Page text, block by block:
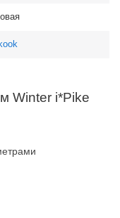
Winter i*Pike